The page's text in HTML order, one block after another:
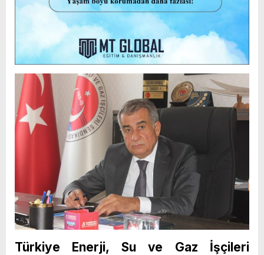
Türkiye Enerji, Su ve Gaz İşçileri